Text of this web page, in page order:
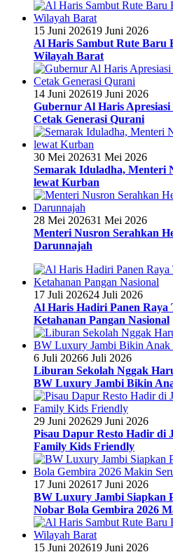
15 Juni 202619 Juni 2026
Al Haris Sambut Rute Baru
Wilayah Barat
14 Juni 202619 Juni 2026
Gubernur Al Haris Apresiasi
Cetak Generasi Qurani
30 Mei 202631 Mei 2026
Semarak Iduladha, Menteri
lewat Kurban
28 Mei 202631 Mei 2026
Menteri Nusron Serahkan
Darunnajah
17 Juli 202624 Juli 2026
Al Haris Hadiri Panen Raya
Ketahanan Pangan Nasional
6 Juli 20266 Juli 2026
Liburan Sekolah Nggak
BW Luxury Jambi Bikin
29 Juni 202629 Juni 2026
Pisau Dapur Resto Hadir di
Family Kids Friendly
17 Juni 202617 Juni 2026
BW Luxury Jambi Siapkan
Nobar Bola Gembira 2026
15 Juni 202619 Juni 2026